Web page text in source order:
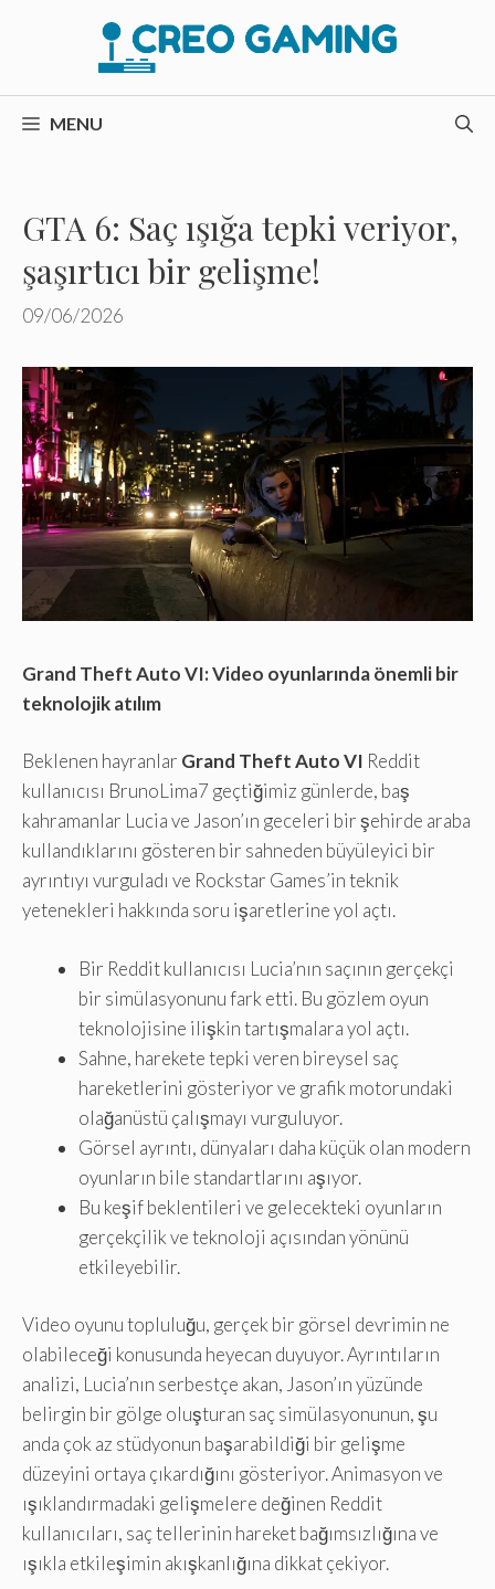
MENU
GTA 6: Saç ışığa tepki veriyor,
şaşırtıcı bir gelişme!
09/06/2026
Grand Theft Auto VI: Video oyunlarında önemli bir
teknolojik atılım
Beklenen hayranlar Grand Theft Auto VI Reddit
kullanıcısı BrunoLima7 geçtiğimiz günlerde, baş
kahramanlar Lucia ve Jason’ın geceleri bir şehirde araba
kullandıklarını gösteren bir sahneden büyüleyici bir
ayrıntıyı vurguladı ve Rockstar Games’in teknik
yetenekleri hakkında soru işaretlerine yol açtı.
Bir Reddit kullanıcısı Lucia’nın saçının gerçekçi
bir simülasyonunu fark etti. Bu gözlem oyun
teknolojisine ilişkin tartışmalara yol açtı.
Sahne, harekete tepki veren bireysel saç
hareketlerini gösteriyor ve grafik motorundaki
olağanüstü çalışmayı vurguluyor.
Görsel ayrıntı, dünyaları daha küçük olan modern
oyunların bile standartlarını aşıyor.
Bu keşif beklentileri ve gelecekteki oyunların
gerçekçilik ve teknoloji açısından yönünü
etkileyebilir.
Video oyunu topluluğu, gerçek bir görsel devrimin ne
olabileceği konusunda heyecan duyuyor. Ayrıntıların
analizi, Lucia’nın serbestçe akan, Jason’ın yüzünde
belirgin bir gölge oluşturan saç simülasyonunun, şu
anda çok az stüdyonun başarabildiği bir gelişme
düzeyini ortaya çıkardığını gösteriyor. Animasyon ve
ışıklandırmadaki gelişmelere değinen Reddit
kullanıcıları, saç tellerinin hareket bağımsızlığına ve
ışıkla etkileşimin akışkanlığına dikkat çekiyor.